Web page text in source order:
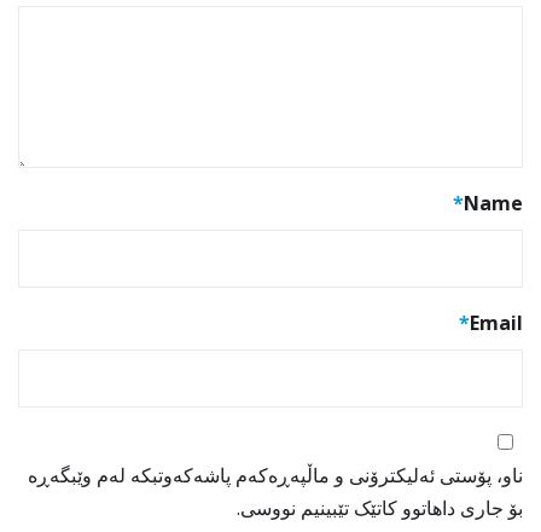
Name
*
Email
*
ناو، پۆستی ئەلیکترۆنی و ماڵپەڕەکەم پاشەکەوتبکە لەم وێبگەڕە
بۆ جاری داهاتوو کاتێک تێبینیم نووسی.